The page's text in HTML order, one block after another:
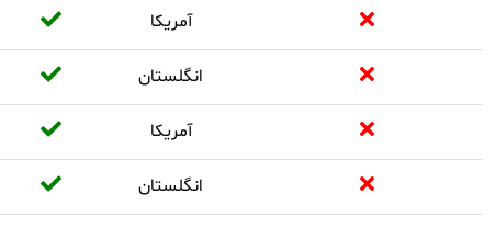
آمریکا
انگلستان
آمریکا
انگلستان